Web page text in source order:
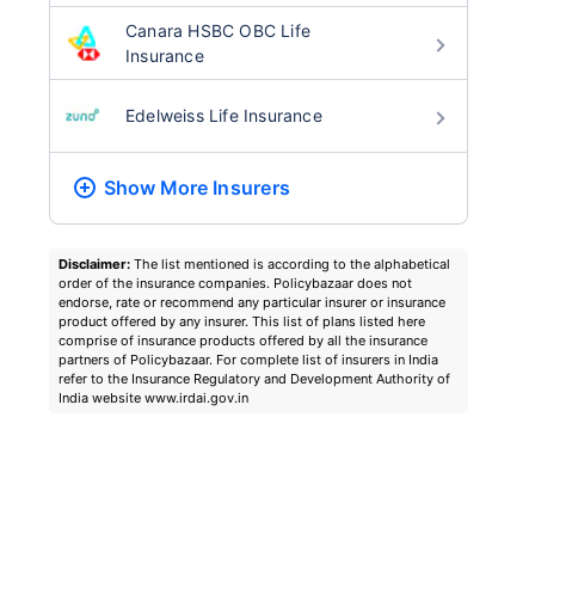
Canara HSBC OBC Life
Insurance
Edelweiss Life Insurance
Show More Insurers
Disclaimer: The list mentioned is according to the alphabetical
order of the insurance companies. Policybazaar does not
endorse, rate or recommend any particular insurer or insurance
product offered by any insurer. This list of plans listed here
comprise of insurance products offered by all the insurance
partners of Policybazaar. For complete list of insurers in India
refer to the Insurance Regulatory and Development Authority of
India website www.irdai.gov.in